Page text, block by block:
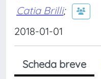
Catia Brilli;
2018-01-01
Scheda breve